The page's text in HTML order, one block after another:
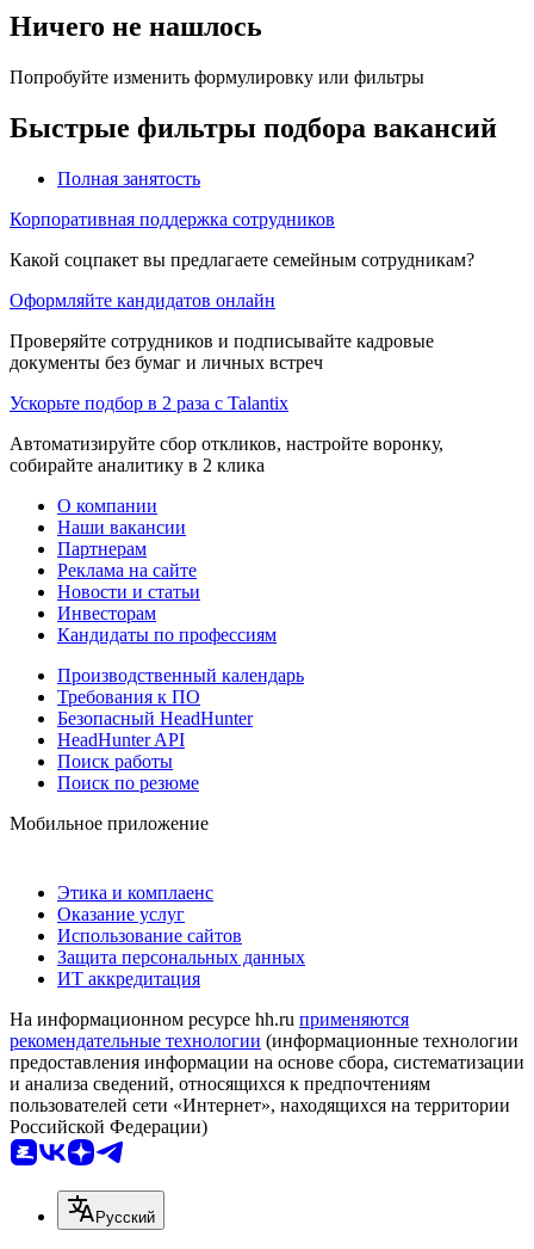
Ничего не нашлось
Попробуйте изменить формулировку или фильтры
Быстрые фильтры подбора вакансий
Полная занятость
Корпоративная поддержка сотрудников
Какой соцпакет вы предлагаете семейным сотрудникам?
Оформляйте кандидатов онлайн
Проверяйте сотрудников и подписывайте кадровые
документы без бумаг и личных встреч
Ускорьте подбор в 2 раза с Talantix
Автоматизируйте сбор откликов, настройте воронку,
собирайте аналитику в 2 клика
О компании
Наши вакансии
Партнерам
Реклама на сайте
Новости и статьи
Инвесторам
Кандидаты по профессиям
Производственный календарь
Требования к ПО
Безопасный HeadHunter
HeadHunter API
Поиск работы
Поиск по резюме
Мобильное приложение
Этика и комплаенс
Оказание услуг
Использование сайтов
Защита персональных данных
ИТ аккредитация
На информационном ресурсе hh.ru применяются
рекомендательные технологии (информационные технологии
предоставления информации на основе сбора, систематизации
и анализа сведений, относящихся к предпочтениям
пользователей сети «Интернет», находящихся на территории
Российской Федерации)
Русский